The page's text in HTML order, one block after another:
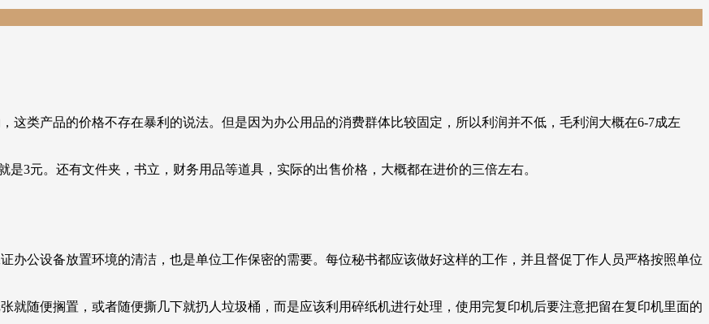
这类产品的价格不存在暴利的说法。但是因为办公用品的消费群体比较固定，所以利润并不低，毛利润大概在6-7成左
3元。还有文件夹，书立，财务用品等道具，实际的出售价格，大概都在进价的三倍左右。
办公设备放置环境的清洁，也是单位工作保密的需要。每位秘书都应该做好这样的工作，并且督促丁作人员严格按照单位
就随便搁置，或者随便撕几下就扔人垃圾桶，而是应该利用碎纸机进行处理，使用完复印机后要注意把留在复印机里面的